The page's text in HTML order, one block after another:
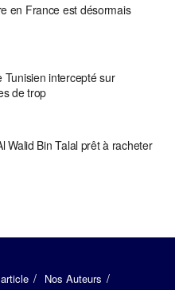
en France est désormais
Tunisien intercepté sur
de trop
Walid Bin Talal prêt à racheter
Nos Auteurs